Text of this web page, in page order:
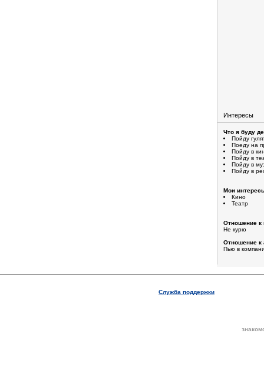
Интересы
Что я буду
Пойду
Поеду на
Пойду в
Пойду в
Пойду в
Пойду в
Мои
Кино
Театр
Отношение к
Не курю
Отношение к
Пью в
Служба поддержки